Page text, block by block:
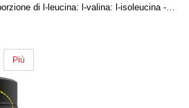
di l-leucina: l-valina: l-isoleucina -…
Più